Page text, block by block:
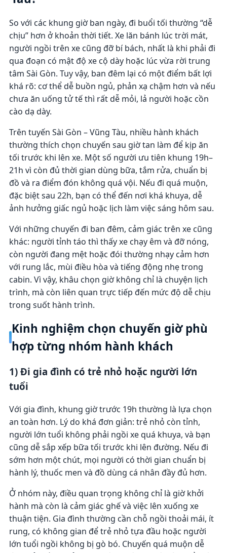
So với các khung giờ ban ngày, đi buổi tối thường “dễ
chịu” hơn ở khoản thời tiết. Xe lăn bánh lúc trời mát,
người ngồi trên xe cũng đỡ bí bách, nhất là khi phải đi
qua đoạn có mật độ xe cộ dày hoặc lúc vừa rời trung
tâm Sài Gòn. Tuy vậy, ban đêm lại có một điểm bất lợi
khá rõ: cơ thể dễ buồn ngủ, phản xạ chậm hơn và nếu
chưa ăn uống tử tế thì rất dễ mỏi, lả người hoặc cồn
cào dạ dày.
Trên tuyến Sài Gòn – Vũng Tàu, nhiều hành khách
thường thích chọn chuyến sau giờ tan làm để kịp ăn
tối trước khi lên xe. Một số người ưu tiên khung 19h–
21h vì còn đủ thời gian dùng bữa, tắm rửa, chuẩn bị
đồ và ra điểm đón không quá vội. Nếu đi quá muộn,
đặc biệt sau 22h, bạn có thể đến nơi khá khuya, dễ
ảnh hưởng giấc ngủ hoặc lịch làm việc sáng hôm sau.
Với những chuyến đi ban đêm, cảm giác trên xe cũng
khác: người tỉnh táo thì thấy xe chạy êm và đỡ nóng,
còn người đang mệt hoặc đói thường nhạy cảm hơn
với rung lắc, mùi điều hòa và tiếng động nhẹ trong
cabin. Vì vậy, khâu chọn giờ không chỉ là chuyện lịch
trình, mà còn liên quan trực tiếp đến mức độ dễ chịu
trong suốt hành trình.
Kinh nghiệm chọn chuyến giờ phù
hợp từng nhóm hành khách
1) Đi gia đình có trẻ nhỏ hoặc người lớn
tuổi
Với gia đình, khung giờ trước 19h thường là lựa chọn
an toàn hơn. Lý do khá đơn giản: trẻ nhỏ còn tỉnh,
người lớn tuổi không phải ngồi xe quá khuya, và bạn
cũng dễ sắp xếp bữa tối trước khi lên đường. Nếu đi
sớm hơn một chút, mọi người có thời gian chuẩn bị
hành lý, thuốc men và đồ dùng cá nhân đầy đủ hơn.
Ở nhóm này, điều quan trọng không chỉ là giờ khởi
hành mà còn là cảm giác ghế và việc lên xuống xe
thuận tiện. Gia đình thường cần chỗ ngồi thoải mái, ít
rung, có không gian để trẻ nhỏ tựa đầu hoặc người
lớn tuổi ngồi không bị gò bó. Chuyến quá muộn dễ